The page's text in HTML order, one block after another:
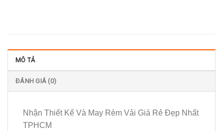
MÔ TẢ
ĐÁNH GIÁ (0)
Nhận Thiết Kế Và May Rèm Vải Giá Rẻ Đẹp Nhất
TPHCM